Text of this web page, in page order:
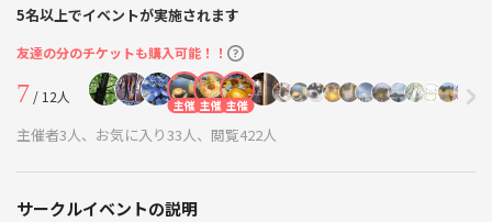
5名以上でイベントが実施されます
友達の分のチケットも購入可能！！
7/ 12人 主催 主催 主催
主催者3人、お気に入り33人、閲覧422人
サークルイベントの説明